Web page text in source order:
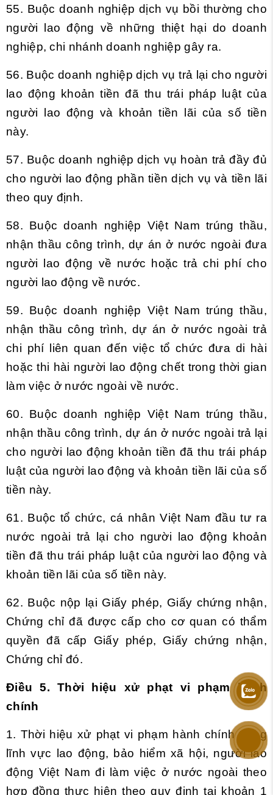
55. Buộc doanh nghiệp dịch vụ bồi thường cho
người lao động về những thiệt hại do doanh
nghiệp, chi nhánh doanh nghiệp gây ra.
56. Buộc doanh nghiệp dịch vụ trả lại cho người
lao động khoản tiền đã thu trái pháp luật của
người lao động và khoản tiền lãi của số tiền
này.
57. Buộc doanh nghiệp dịch vụ hoàn trả đầy đủ
cho người lao động phần tiền dịch vụ và tiền lãi
theo quy định.
58. Buộc doanh nghiệp Việt Nam trúng thầu,
nhận thầu công trình, dự án ở nước ngoài đưa
người lao động về nước hoặc trả chi phí cho
người lao động về nước.
59. Buộc doanh nghiệp Việt Nam trúng thầu,
nhận thầu công trình, dự án ở nước ngoài trả
chi phí liên quan đến việc tổ chức đưa di hài
hoặc thi hài người lao động chết trong thời gian
làm việc ở nước ngoài về nước.
60. Buộc doanh nghiệp Việt Nam trúng thầu,
nhận thầu công trình, dự án ở nước ngoài trả lại
cho người lao động khoản tiền đã thu trái pháp
luật của người lao động và khoản tiền lãi của số
tiền này.
61. Buộc tổ chức, cá nhân Việt Nam đầu tư ra
nước ngoài trả lại cho người lao động khoản
tiền đã thu trái pháp luật của người lao động và
khoản tiền lãi của số tiền này.
62. Buộc nộp lại Giấy phép, Giấy chứng nhận,
Chứng chỉ đã được cấp cho cơ quan có thẩm
quyền đã cấp Giấy phép, Giấy chứng nhận,
Chứng chỉ đó.
Điều 5. Thời hiệu xử phạt vi phạm hành
chính
1. Thời hiệu xử phạt vi phạm hành chính trong
lĩnh vực lao động, bảo hiểm xã hội, người lao
động Việt Nam đi làm việc ở nước ngoài theo
hợp đồng thực hiện theo quy định tại khoản 1